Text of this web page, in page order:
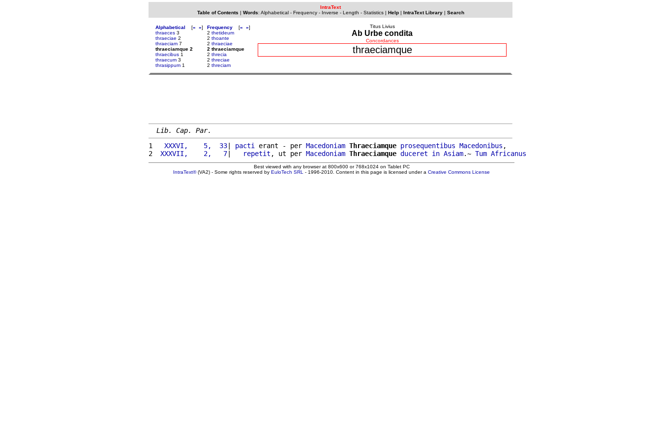
IntraText
Table of Contents | Words: Alphabetical- Frequency- Inverse - Length - Statistics| Help| IntraText Library| Search
Alphabetical [« »]
thraeces 3
thraeciae 2
thraeciam 7
thraeciamque 2
thraecibus 1
thraecum 3
thrasippum 1
Frequency [« »]
2 thetideum
2 thoante
2 thraeciae
2 thraeciamque
2 threcia
2 threciae
2 threciam
Titus Livius
Ab Urbe condita
Concordances
thraeciamque
Lib. Cap. Par.
1
  XXXVI,    5,  33
| pacti erant - per Macedoniam Thraeciamque prosequentibus Macedonibus ,
2
XXXVII,    2,   7| repetit , ut per Macedoniam Thraeciamque duceret in Asiam.~ Tum Africanus
Best viewed with any browser at 800x600 or 768x1024 on Tablet PC
IntraText®(VA2) - Some rights reserved by EuloTech SRL - 1996-2010. Content in this page is licensed under a Creative Commons License